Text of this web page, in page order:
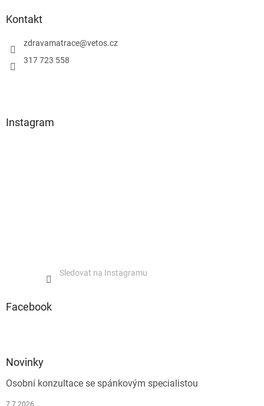
pKontakt
zdravamatrace@vetos.cz
317 723 558
Instagram
Sledovat na Instagramu
Facebook
Novinky
Osobní konzultace se spánkovým specialistou